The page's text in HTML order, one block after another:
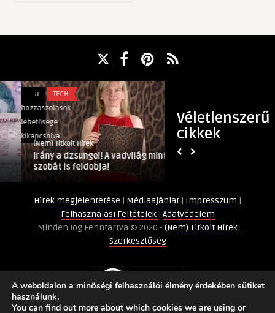
Véletlenszerű
cikkek
Irány
a
dzsungel!
A
vadvilág
mintája
bejegyzéshez
a
hozzászólások
lehetősége
kikapcsolva
TECH
(Nem) Titkolt Hírek
Irány a dzsungel! A vadvilág mintája a
szobát is feldobja!
meg
a
lehetősége
kikapcsolva
Hírek megjelentetése | Médiaajánlat | Impresszum |
Felhasználási Feltételek | Adatvédelem
Minden Jog Fenntartva © 2020 - (Nem) Titkolt Hírek
Szerkesztőség
A weboldalon a minőségi felhasználói élmény érdekében sütiket
használunk.
You can find out more about which cookies we are using or